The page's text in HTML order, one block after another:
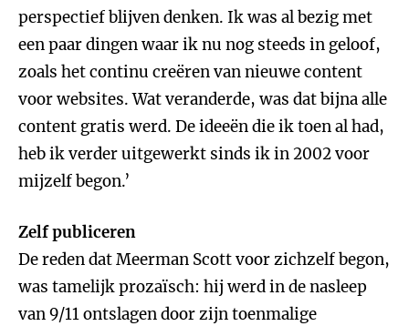
perspectief blijven denken. Ik was al bezig met
een paar dingen waar ik nu nog steeds in geloof,
zoals het continu creëren van nieuwe content
voor websites. Wat veranderde, was dat bijna alle
content gratis werd. De ideeën die ik toen al had,
heb ik verder uitgewerkt sinds ik in 2002 voor
mijzelf begon.’
Zelf publiceren
De reden dat Meerman Scott voor zichzelf begon,
was tamelijk prozaïsch: hij werd in de nasleep
van 9/11 ontslagen door zijn toenmalige